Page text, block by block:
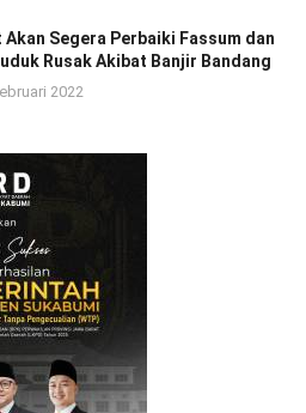
Akan Segera Perbaiki Fassum dan
Rusak Akibat Banjir Bandang
2022